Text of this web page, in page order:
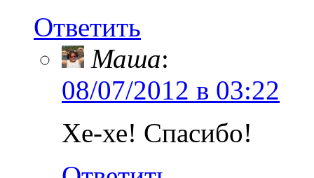
Ответить
Маша:
08/07/2012 в 03:22
Хе-хе! Спасибо!